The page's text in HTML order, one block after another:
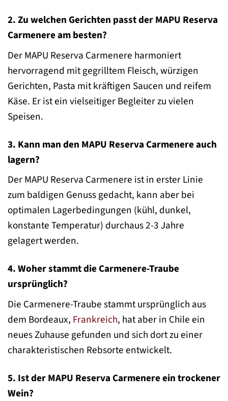
2. Zu welchen Gerichten passt der MAPU Reserva
Carmenere am besten?
Der MAPU Reserva Carmenere harmoniert
hervorragend mit gegrilltem Fleisch, würzigen
Gerichten, Pasta mit kräftigen Saucen und reifem
Käse. Er ist ein vielseitiger Begleiter zu vielen
Speisen.
3. Kann man den MAPU Reserva Carmenere auch
lagern?
Der MAPU Reserva Carmenere ist in erster Linie
zum baldigen Genuss gedacht, kann aber bei
optimalen Lagerbedingungen (kühl, dunkel,
konstante Temperatur) durchaus 2-3 Jahre
gelagert werden.
4. Woher stammt die Carmenere-Traube
ursprünglich?
Die Carmenere-Traube stammt ursprünglich aus
dem Bordeaux, Frankreich, hat aber in Chile ein
neues Zuhause gefunden und sich dort zu einer
charakteristischen Rebsorte entwickelt.
5. Ist der MAPU Reserva Carmenere ein trockener
Wein?